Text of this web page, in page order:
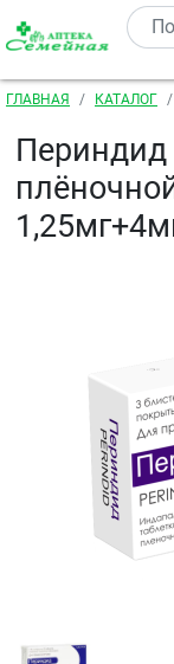
Перейти к
Строка
ГЛАВНАЯ КАТАЛОГ